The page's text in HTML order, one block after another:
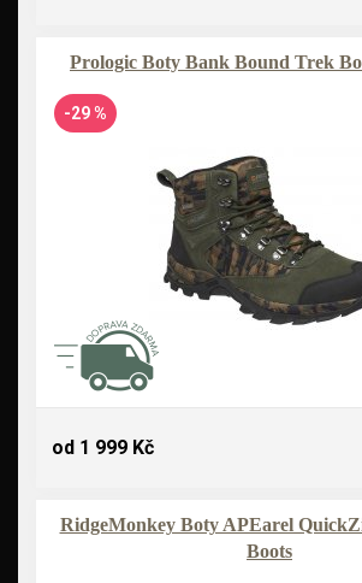
Prologic Boty Bank Bound Trek
-29 %
od 1 999 Kč
RidgeMonkey Boty APEarel
Boots